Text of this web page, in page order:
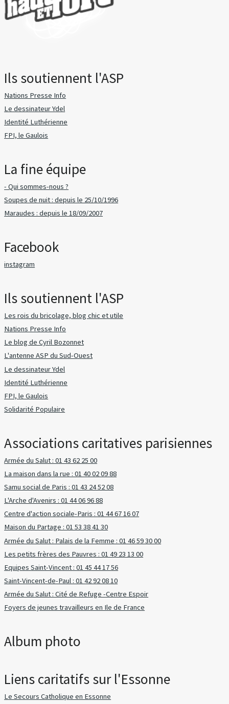
Ils soutiennent l'ASP
Nations Presse Info
Le dessinateur Ydel
Identité Luthérienne
FPI, le Gaulois
La fine équipe
- Qui sommes-nous ?
Soupes de nuit : depuis le 25/10/1996
Maraudes : depuis le 18/09/2007
Facebook
instagram
Ils soutiennent l'ASP
Les rois du bricolage, blog chic et utile
Nations Presse Info
Le blog de Cyril Bozonnet
L'antenne ASP du Sud-Ouest
Le dessinateur Ydel
Identité Luthérienne
FPI, le Gaulois
Solidarité Populaire
Associations caritatives parisiennes
Armée du Salut : 01 43 62 25 00
La maison dans la rue : 01 40 02 09 88
Samu social de Paris : 01 43 24 52 08
L'Arche d'Avenirs : 01 44 06 96 88
Centre d'action sociale-Paris : 01 44 67 16 07
Maison du Partage : 01 53 38 41 30
Armée du Salut : Palais de la Femme : 01 46 59 30 00
Les petits frères des Pauvres : 01 49 23 13 00
Equipes Saint-Vincent : 01 45 44 17 56
Saint-Vincent-de-Paul : 01 42 92 08 10
Armée du Salut : Cité de Refuge -Centre Espoir
Foyers de jeunes travailleurs en Ile de France
Album photo
Liens caritatifs sur l'Essonne
Le Secours Catholique en Essonne